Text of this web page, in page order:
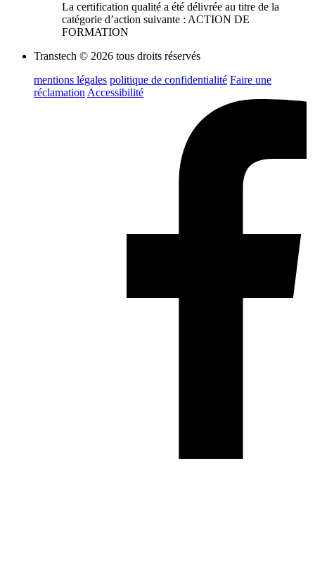
La certification qualité a été délivrée au titre de la
catégorie d’action suivante : ACTION DE
FORMATION
Transtech © 2026 tous droits réservés
mentions légales politique de confidentialité Faire une
réclamation Accessibilité